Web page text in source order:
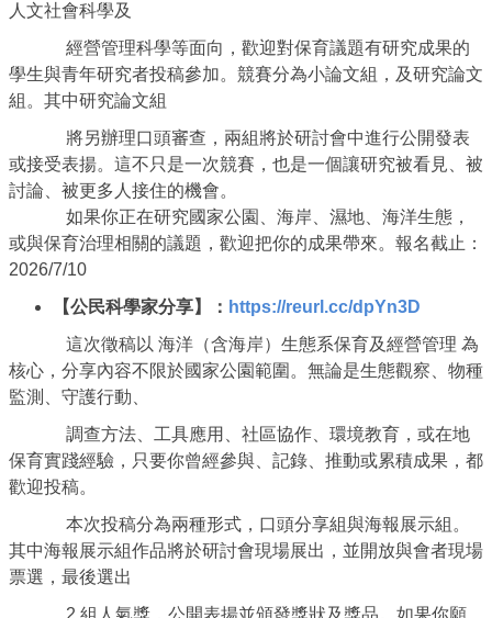
人文社會科學及
經營管理科學等面向， 歡迎對保育議題有研究成果的
學生與青年研究者投稿參加。 競賽分為小論文組，及研究論文
組。其中研究論文組
將另辦理口頭審查，兩組將於研討會中進行公開發表
或接受表揚。 這不只是一次競賽，也是一個讓研究被看見、被
討論、 被更多人接住的機會。
如果你正在研究國家公園、海岸、濕地、海洋生態，
或與保育治理相關的議題，歡迎把你的成果帶來。報名截止：
2026/7/10
【公民科學家分享】： https://reurl.cc/dpYn3D
這次徵稿以 海洋（含海岸）生態系保育及經營管理 為
核心，分享內容不限於國家公園範圍。無論是生態觀察、 物種
監測、守護行動、
調查方法、工具應用、社區協作、環境教育， 或在地
保育實踐經驗，只要你曾經參與、記錄、推動或累積成果， 都
歡迎投稿。
本次投稿分為兩種形式，口頭分享組與海報展示組。
其中海報展示組作品將於研討會現場展出，並開放與會者現場
票選， 最後選出